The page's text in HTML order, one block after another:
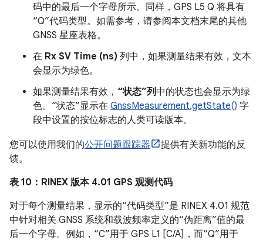
码中的最后一个字母所示。同样，GPS L5 Q 将具有
“Q”代码类型。如需参考，请参阅本文档末尾的其他
GNSS 星座表格。
在 Rx SV Time (ns) 列中，如果测量结果有效，文本
会显示为绿色。
如果测量结果有效， “状态”列中的状态也会显示为绿
色。“状态”显示在 GnssMeasurement.getState() 字
段中设置的按位标志的人类可读版本。
您可以使用我们的公开问题跟踪器
提供有关新功能的反
馈。
表 10：RINEX 版本 4.01 GPS 观测代码
对于每个测量结果，显示的“代码类型”是 RINEX 4.01 规范
中针对相关 GNSS 系统和载波频率定义的“伪距离”值的最
后一个字母。例如，“C”用于 GPS L1 [C/A]，而“Q”用于